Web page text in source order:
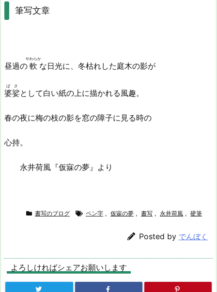
筆写文章
昼過の 軟
やわらか
な日光に、冬枯れした庭木の影が
婆娑
ばさ
として白い紙の上に描かれる風趣。
春の夜に梅の枝の影を窓の障子に見る時の
心持。
永井荷風『仮寐の夢』より
書写のブログ ペン字 , 仮寐の夢 , 書写 , 永井荷風 , 硬筆
Posted by でんぼく
よろしければシェアお願いします